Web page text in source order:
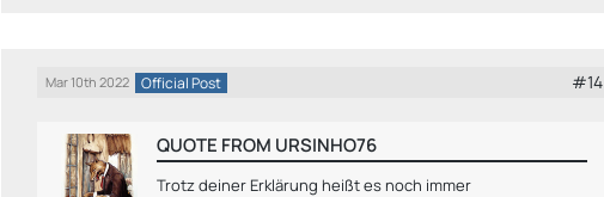
Mar 10th 2022 Official Post #14
QUOTE FROM URSINHO76
Trotz deiner Erklärung heißt es noch immer